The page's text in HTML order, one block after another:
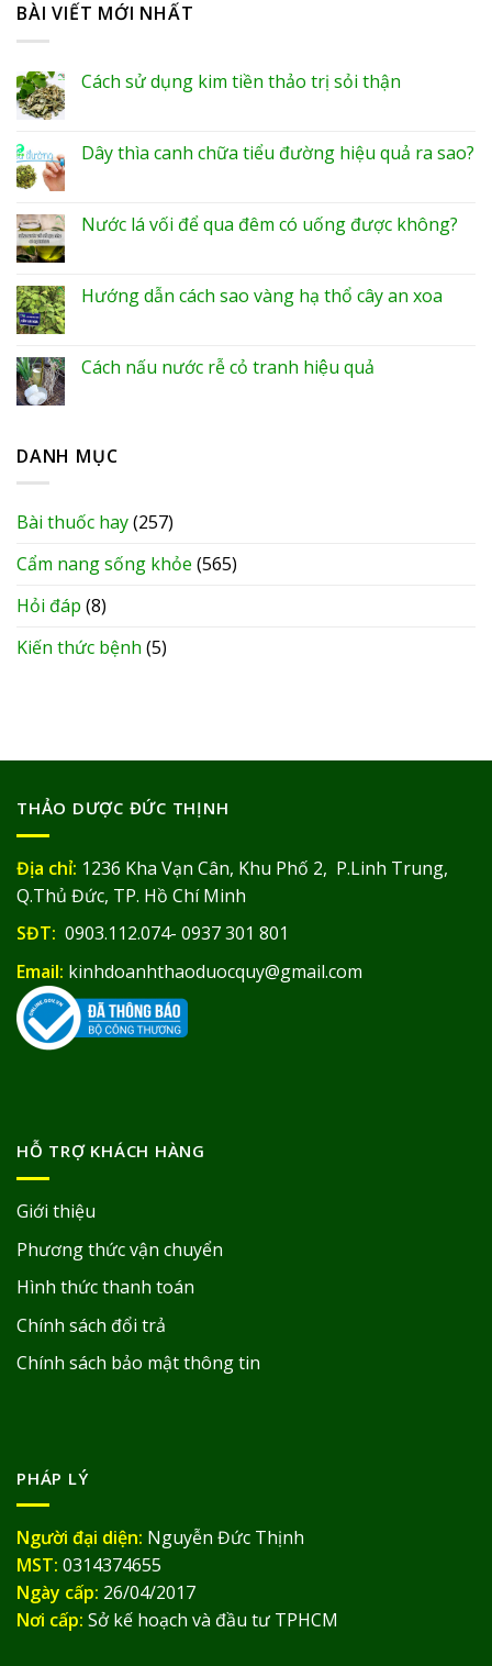
BÀI VIẾT MỚI NHẤT
Cách sử dụng kim tiền thảo trị sỏi thận
Dây thìa canh chữa tiểu đường hiệu quả ra sao?
Nước lá vối để qua đêm có uống được không?
Hướng dẫn cách sao vàng hạ thổ cây an xoa
Cách nấu nước rễ cỏ tranh hiệu quả
DANH MỤC
Bài thuốc hay(257)
Cẩm nang sống khỏe (565)
Hỏi đáp (8)
Kiến thức bệnh (5)
THẢO DƯỢC ĐỨC THỊNH
Địa chỉ: 1236 Kha Vạn Cân, Khu Phố 2, P.Linh Trung,
Q.Thủ Đức, TP. Hồ Chí Minh
SĐT: 0903.112.074- 0937 301 801
Email: kinhdoanhthaoduocquy@gmail.com
HỖ TRỢ KHÁCH HÀNG
Giới thiệu
Phương thức vận chuyển
Hình thức thanh toán
Chính sách đổi trả
Chính sách bảo mật thông tin
PHÁP LÝ
Người đại diện: Nguyễn Đức Thịnh
MST: 0314374655
Ngày cấp: 26/04/2017
Nơi cấp: Sở kế hoạch và đầu tư TPHCM